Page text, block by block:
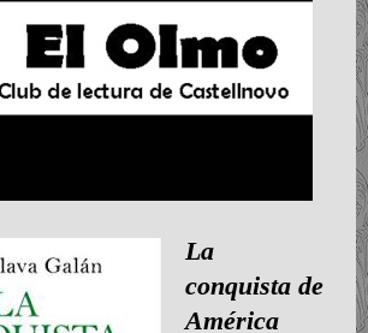
La
conquista de
América